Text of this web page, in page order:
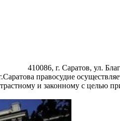
410086, г. Саратов, ул.
правосудие
и законному с целью